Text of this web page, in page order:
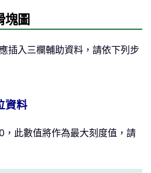
圖
插入三欄輔助資料，請依下列步
資料
此數值將作為最大刻度值，請